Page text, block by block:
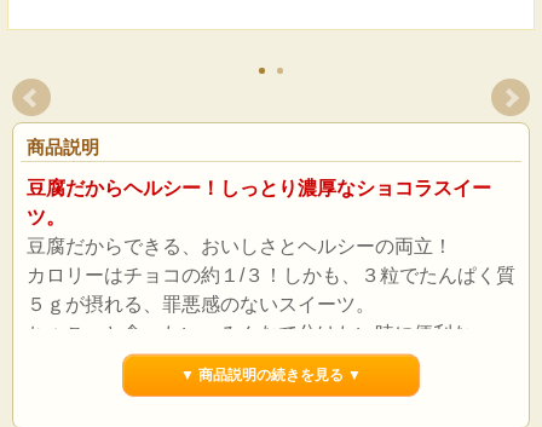
商品説明
豆腐だからヘルシー！しっとり濃厚なショコラスイー
ツ。
豆腐だからできる、おいしさとヘルシーの両立！
カロリーはチョコの約１/３！しかも、３粒でたんぱく質
５ｇが摂れる、罪悪感のないスイーツ。
ちょこっと食べたい、みんなで分けたい時に便利な、一
粒タイプの３個入れ。
常温保存可能で買い置きにべ便利！しかも保存料不使
▼ 商品説明の続きを見る ▼